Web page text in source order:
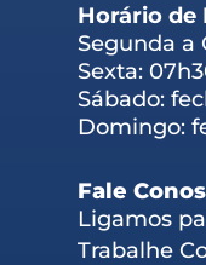
Horário de
Segunda a
Sexta:
Sábado:
Domingo:
Fale
Ligamos
Trabalhe